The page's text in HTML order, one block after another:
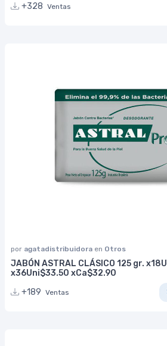
+328 Ventas
por agatadistribuidora en Otros
JABÓN ASTRAL CLÁSICO 125 gr.
x36Uni$33.50 xCa$32.90
+189 Ventas